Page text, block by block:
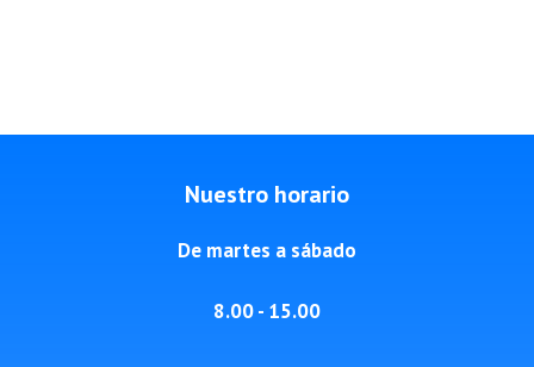
Nuestro horario
De martes a sábado
8.00 - 15.00